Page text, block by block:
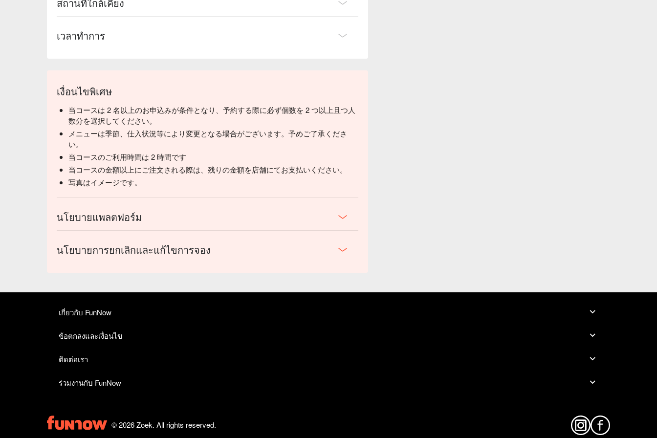
เวลาทำการ
เงื่อนไขพิเศษ
当コースは 2 名以上のお申込みが条件となり、予約する際に必ず個数を 2 つ以上且つ人
数分を選択してください。
メニューは季節、仕入状況等により変更となる場合がございます。予めご了承くださ
い。
当コースのご利用時間は 2 時間です
当コースの金額以上にご注文される際は、残りの金額を店舗にてお支払いください。
写真はイメージです。
นโยบายแพลตฟอร์ม
นโยบายการยกเลิกและแก้ไขการจอง
เกี่ยวกับ FunNow
ข้อตกลงและเงื่อนไข
ติดต่อเรา
ร่วมงานกับ FunNow
© 2026 Zoek. All rights reserved.